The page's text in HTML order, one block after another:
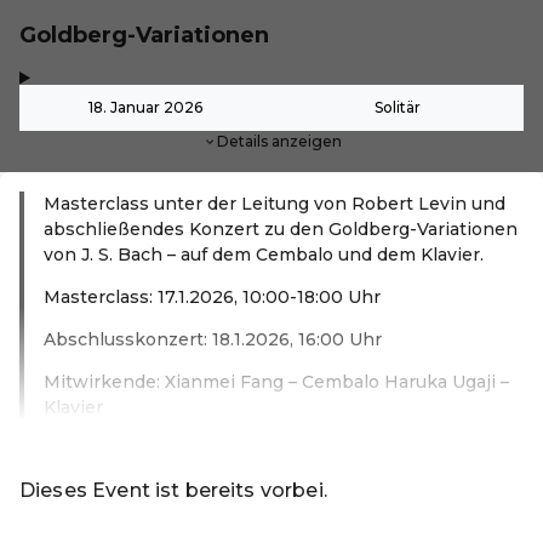
Goldberg-Variationen
18. Januar 2026 Solitär
Details anzeigen
Masterclass unter der Leitung von Robert Levin und
abschließendes Konzert zu den Goldberg-Variationen
von J. S. Bach – auf dem Cembalo und dem Klavier.
Masterclass: 17.1.2026, 10:00-18:00 Uhr
Abschlusskonzert: 18.1.2026, 16:00 Uhr
Mitwirkende: Xianmei Fang – Cembalo Haruka Ugaji –
Klavier
Dieses Event ist bereits vorbei.